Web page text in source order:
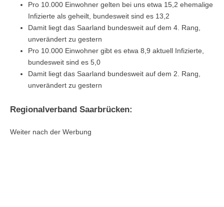
Pro 10.000 Einwohner gelten bei uns etwa 15,2 ehemalige
Infizierte als geheilt, bundesweit sind es 13,2
Damit liegt das Saarland bundesweit auf dem 4. Rang,
unverändert zu gestern
Pro 10.000 Einwohner gibt es etwa 8,9 aktuell Infizierte,
bundesweit sind es 5,0
Damit liegt das Saarland bundesweit auf dem 2. Rang,
unverändert zu gestern
Regionalverband Saarbrücken:
Weiter nach der Werbung